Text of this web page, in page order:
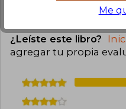
Cargar más opiniones
¿Leíste este libro?
agregar tu propia
Me